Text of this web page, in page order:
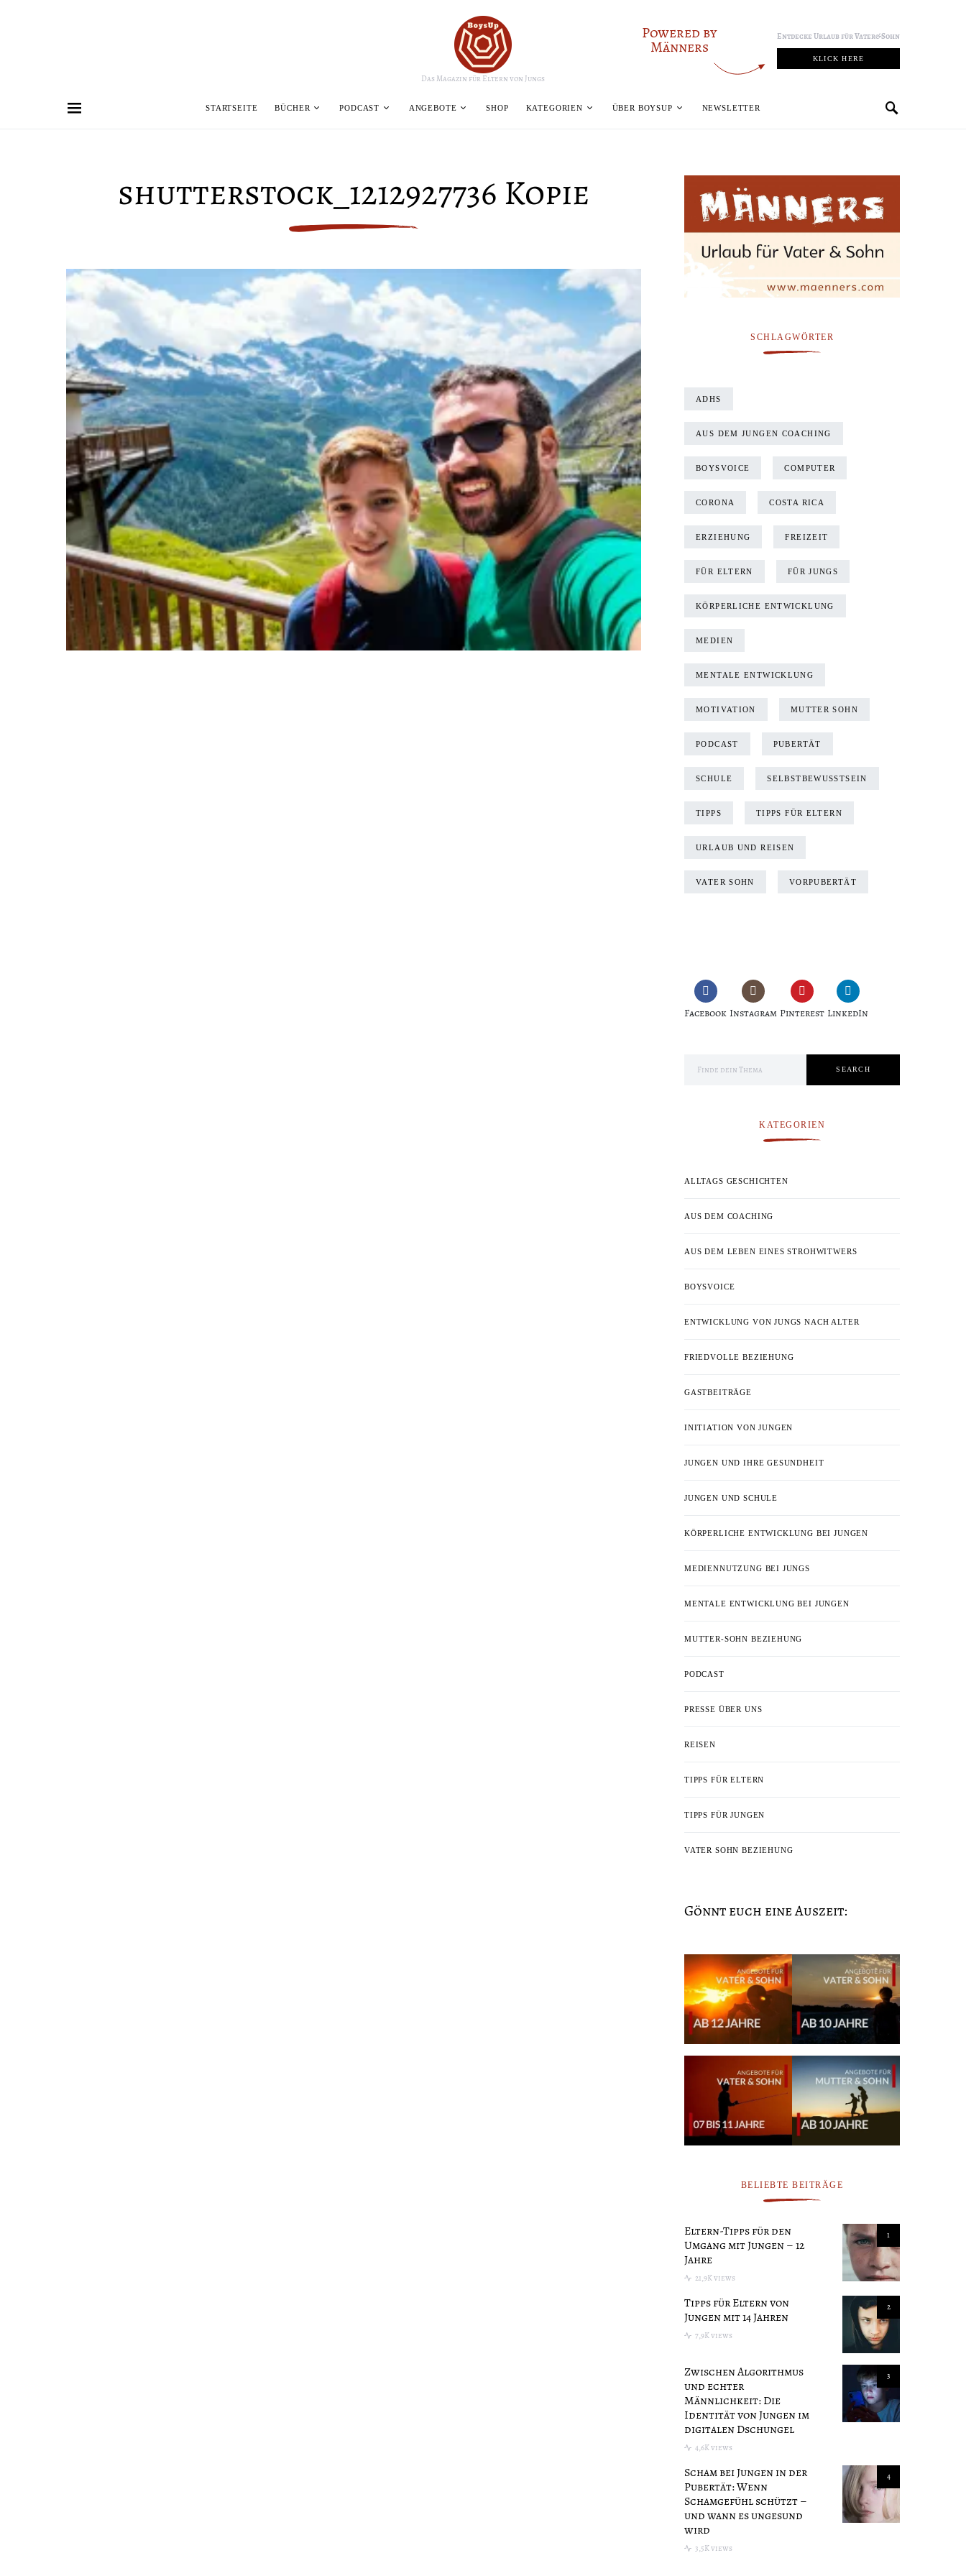
Das Magazin für Eltern von Jungs
Powered by
Männers
Entdecke Urlaub für Vater&Sohn
KLICK HERE
STARTSEITE BÜCHER PODCAST ANGEBOTE SHOP KATEGORIEN ÜBER BOYSUP NEWSLETTER
shutterstock_1212927736 Kopie
SCHLAGWÖRTER
ADHS
AUS DEM JUNGEN COACHING
BOYSVOICE COMPUTER
CORONA COSTA RICA
ERZIEHUNG FREIZEIT
FÜR ELTERN FÜR JUNGS
KÖRPERLICHE ENTWICKLUNG
MEDIEN
MENTALE ENTWICKLUNG
MOTIVATION MUTTER SOHN
PODCAST PUBERTÄT
SCHULE SELBSTBEWUSSTSEIN
TIPPS TIPPS FÜR ELTERN
URLAUB UND REISEN
VATER SOHN VORPUBERTÄT
Facebook Instagram Pinterest LinkedIn
SEARCH
KATEGORIEN
ALLTAGS GESCHICHTEN
AUS DEM COACHING
AUS DEM LEBEN EINES STROHWITWERS
BOYSVOICE
ENTWICKLUNG VON JUNGS NACH ALTER
FRIEDVOLLE BEZIEHUNG
GASTBEITRÄGE
INITIATION VON JUNGEN
JUNGEN UND IHRE GESUNDHEIT
JUNGEN UND SCHULE
KÖRPERLICHE ENTWICKLUNG BEI JUNGEN
MEDIENNUTZUNG BEI JUNGS
MENTALE ENTWICKLUNG BEI JUNGEN
MUTTER-SOHN BEZIEHUNG
PODCAST
PRESSE ÜBER UNS
REISEN
TIPPS FÜR ELTERN
TIPPS FÜR JUNGEN
VATER SOHN BEZIEHUNG
Gönnt euch eine Auszeit:
BELIEBTE BEITRÄGE
1
Eltern-Tipps für den
Umgang mit Jungen – 12
Jahre
21,9K views
2
Tipps für Eltern von
Jungen mit 14 Jahren
7,9K views
3
Zwischen Algorithmus
und echter
Männlichkeit: Die
Identität von Jungen im
digitalen Dschungel
4,6K views
4
Scham bei Jungen in der
Pubertät: Wenn
Schamgefühl schützt –
und wann es ungesund
wird
3,5K views